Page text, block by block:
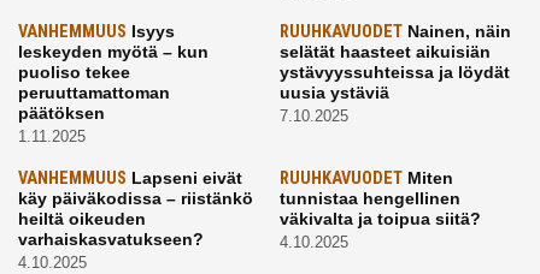
VANHEMMUUS Isyys
leskeyden myötä – kun
puoliso tekee
peruuttamattoman
päätöksen
1.11.2025
RUUHKAVUODETNainen, näin
selätät haasteet aikuisiän
ystävyyssuhteissa ja löydät
uusia ystäviä
7.10.2025
VANHEMMUUS Lapseni eivät
käy päiväkodissa – riistänkö
heiltä oikeuden
varhaiskasvatukseen?
4.10.2025
RUUHKAVUODETMiten
tunnistaa hengellinen
väkivalta ja toipua siitä?
4.10.2025